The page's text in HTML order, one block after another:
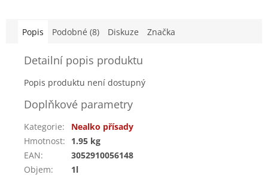
Popis Podobné (8) Diskuze Značka
Detailní popis produktu
Popis produktu není dostupný
Doplňkové parametry
Kategorie:
Nealko přísady
Hmotnost:
1.95 kg
EAN:
3052910056148
Objem: 1l